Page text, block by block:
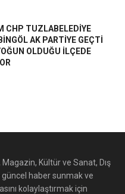
CHP TUZLABELEDİYE
AK PARTİYE GEÇTİ
OLDUĞU İLÇEDE
Kültür ve Sanat, Dış
haber sunmak ve
kolaylaştırmak için